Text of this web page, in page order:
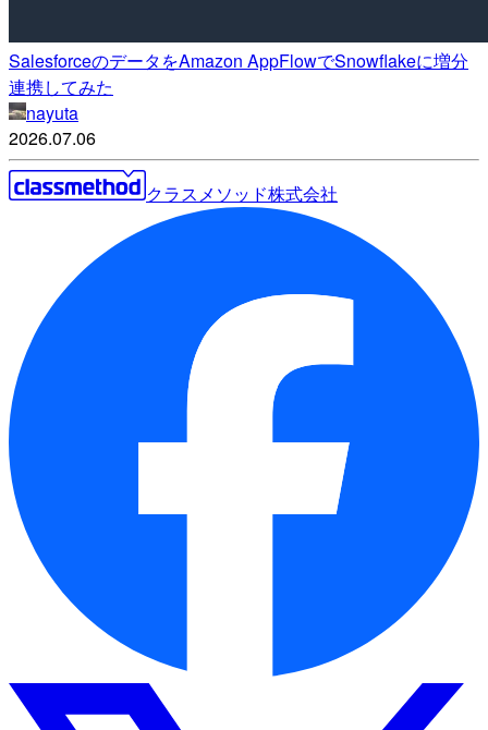
SalesforceのデータをAmazon AppFlowでSnowflakeに増分
連携してみた
nayuta
2026.07.06
クラスメソッド株式会社